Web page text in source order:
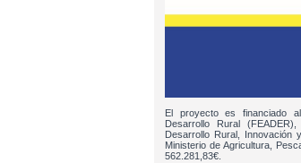
El proyecto es financiado
Desarrollo Rural
Desarrollo Rural, Innovación
Ministerio de Agricultura,
562.281,83€.